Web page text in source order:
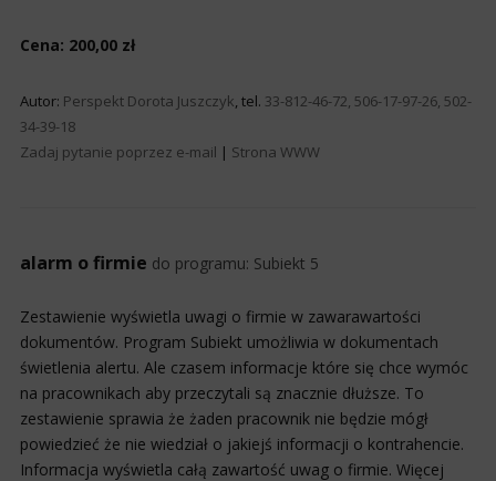
Cena: 200,00 zł
Autor: Perspekt Dorota Juszczyk, tel. 33-812-46-72, 506-17-97-26, 502-
34-39-18
Zadaj pytanie poprzez e-mail | Strona WWW
alarm o firmie do programu: Subiekt 5
Zestawienie wyświetla uwagi o firmie w zawarawartości
dokumentów. Program Subiekt umożliwia w dokumentach
świetlenia alertu. Ale czasem informacje które się chce wymóc
na pracownikach aby przeczytali są znacznie dłuższe. To
zestawienie sprawia że żaden pracownik nie będzie mógł
powiedzieć że nie wiedział o jakiejś informacji o kontrahencie.
Informacja wyświetla całą zawartość uwag o firmie. Więcej